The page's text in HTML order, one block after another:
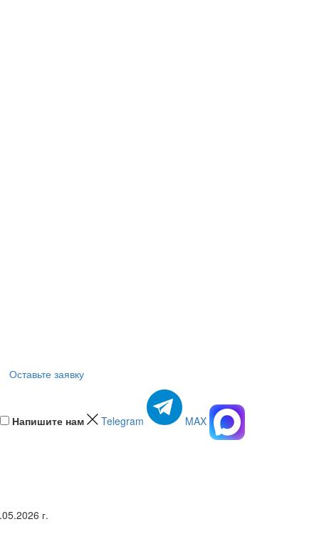
Оставьте заявку
Напишите нам Telegram MAX
г.